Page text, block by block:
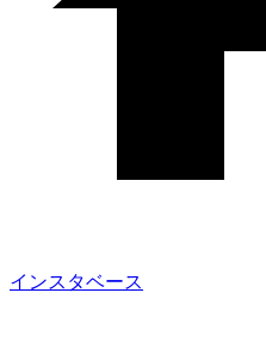
インスタベース